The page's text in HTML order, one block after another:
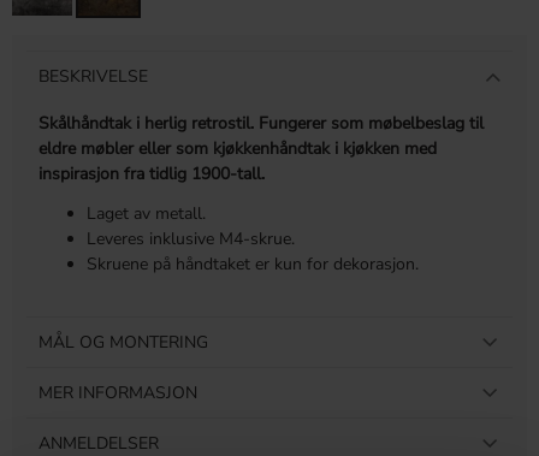
BESKRIVELSE
Skålhåndtak i herlig retrostil. Fungerer som møbelbeslag til
eldre møbler eller som kjøkkenhåndtak i kjøkken med
inspirasjon fra tidlig 1900-tall.
Laget av metall.
Leveres inklusive M4-skrue.
Skruene på håndtaket er kun for dekorasjon.
MÅL OG MONTERING
MER INFORMASJON
ANMELDELSER